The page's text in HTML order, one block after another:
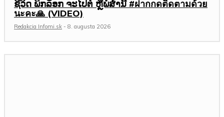
ຊີວິດ ພິກລັອກ ຈະໄປຕໍ່ ຫຼືພໍສໍ່ານີ້ #ฝากกดติดตามด้วย
นะคะ🙏 (VIDEO)
Redakcia Infomi.sk - 8. augusta 2026